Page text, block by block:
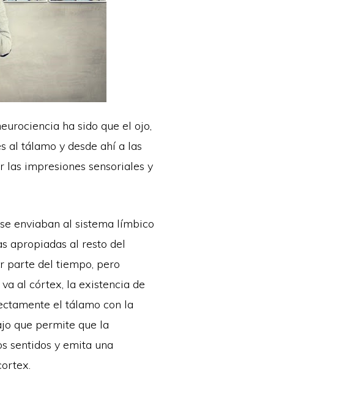
ha sido que el ojo,
al tálamo y desde ahí a las
las impresiones sensoriales y
enviaban al sistema límbico
apropiadas al resto del
parte del tiempo, pero
al córtex, la existencia de
el tálamo con la
que permite que la
sentidos y emita una